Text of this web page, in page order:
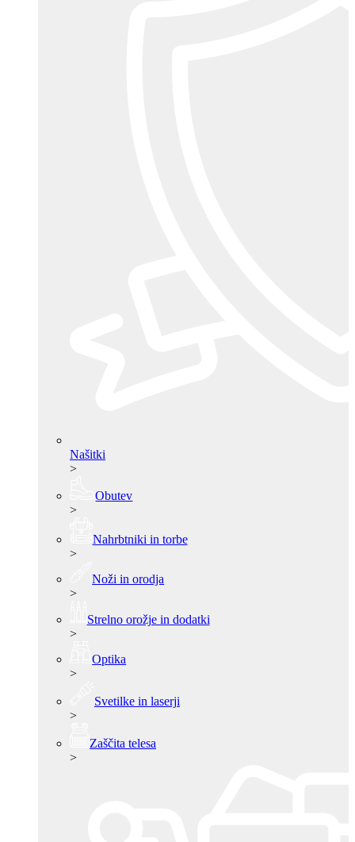
Našitki
>
Obutev
>
Nahrbtniki in torbe
>
Noži in orodja
>
Strelno orožje in dodatki
>
Optika
>
Svetilke in laserji
>
Zaščita telesa
>